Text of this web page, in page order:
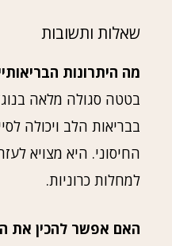
שאלות ותשובות
מה היתרונות
בטטה סגולה מלאה
בבריאות הלב ויכולה
החיסוני. היא מצויא
למחלות כרוניות.
האם אפשר להכין את